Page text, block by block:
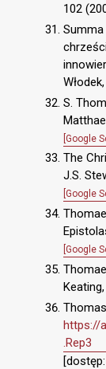
102
S.
[Google
The
J.S.
[Google
[Google
https://
.Rep3